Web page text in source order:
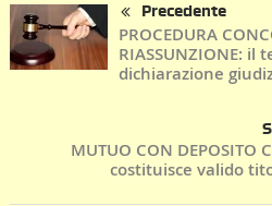
Precedente
PROCEDURA
RIASSUNZIONE: il
dichiarazione
MUTUO CON DEPOSITO
costituisce valido